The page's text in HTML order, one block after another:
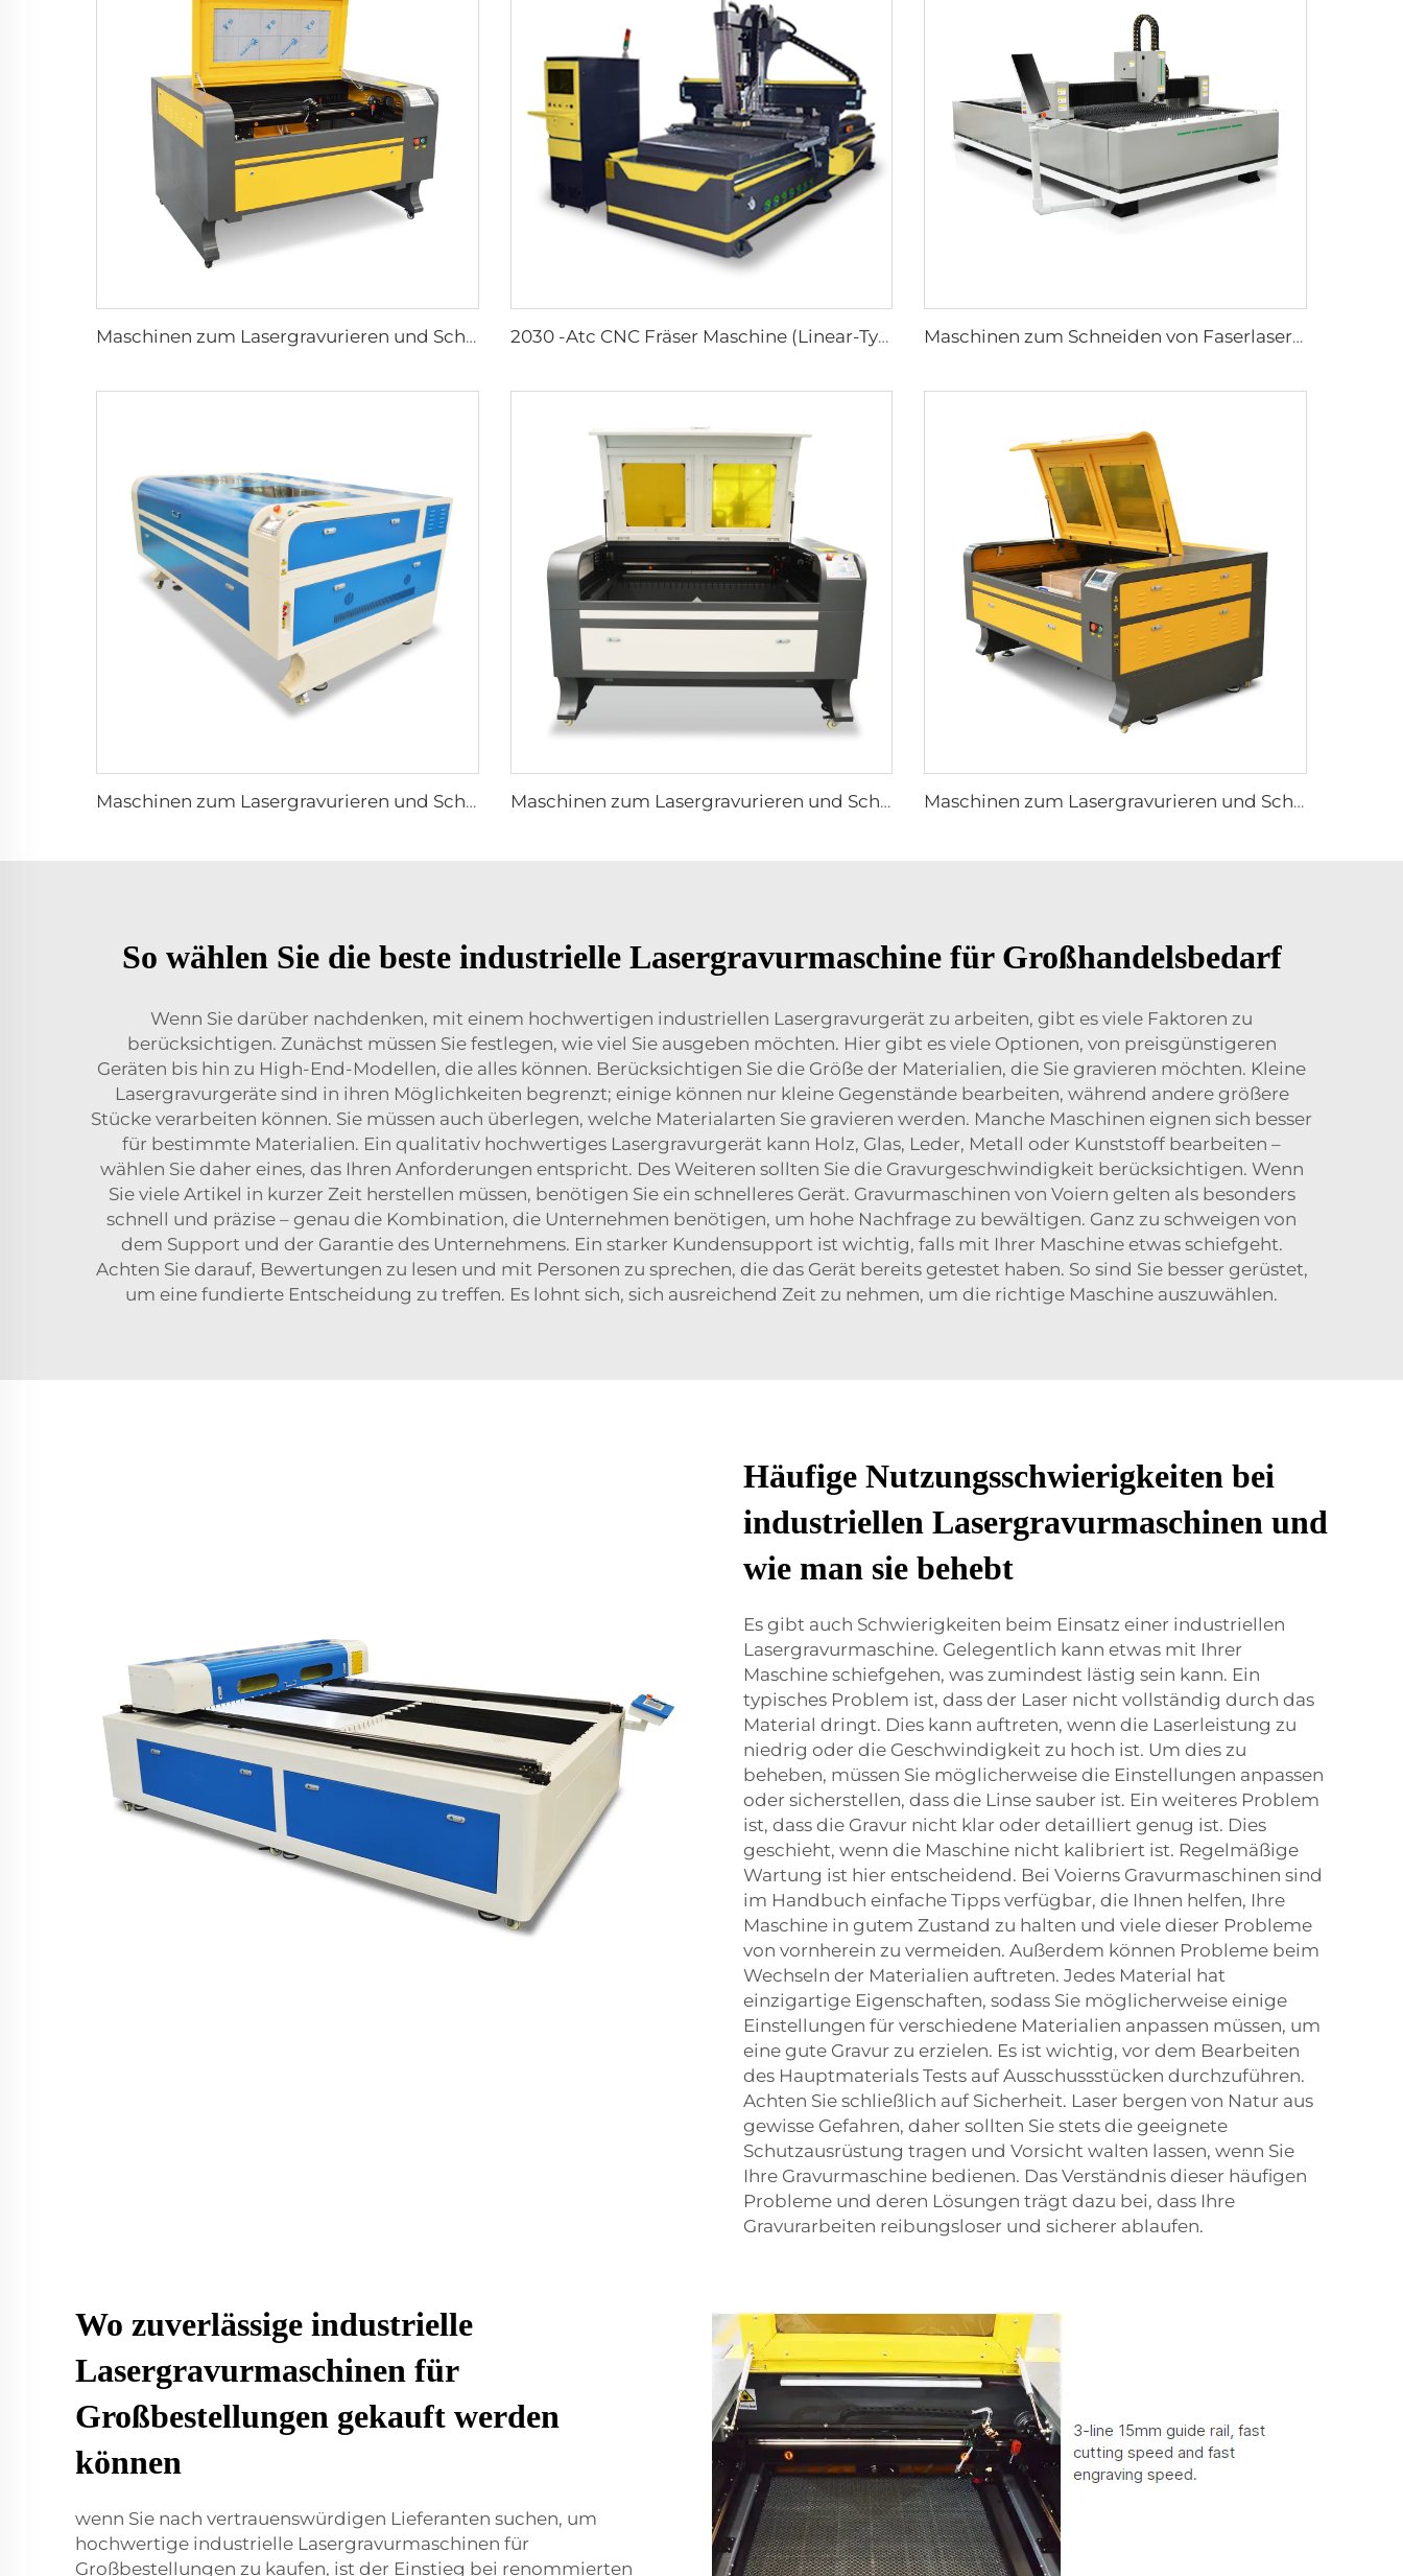
Maschinen zum Lasergravurieren und Schneiden 1080 2030 -Atc CNC Fräser Maschine (Linear-Typ Atc) Maschinen zum Schneiden von Faserlasern 1530
Maschinen zum Lasergravurieren und Schneiden 1610 Maschinen zum Lasergravurieren und Schneiden 1390 Maschinen zum Lasergravurieren und Schneiden 1310
So wählen Sie die beste industrielle Lasergravurmaschine für Großhandelsbedarf
Wenn Sie darüber nachdenken, mit einem hochwertigen industriellen Lasergravurgerät zu arbeiten, gibt es viele Faktoren zu
berücksichtigen. Zunächst müssen Sie festlegen, wie viel Sie ausgeben möchten. Hier gibt es viele Optionen, von preisgünstigeren
Geräten bis hin zu High-End-Modellen, die alles können. Berücksichtigen Sie die Größe der Materialien, die Sie gravieren möchten. Kleine
Lasergravurgeräte sind in ihren Möglichkeiten begrenzt; einige können nur kleine Gegenstände bearbeiten, während andere größere
Stücke verarbeiten können. Sie müssen auch überlegen, welche Materialarten Sie gravieren werden. Manche Maschinen eignen sich besser
für bestimmte Materialien. Ein qualitativ hochwertiges Lasergravurgerät kann Holz, Glas, Leder, Metall oder Kunststoff bearbeiten –
wählen Sie daher eines, das Ihren Anforderungen entspricht. Des Weiteren sollten Sie die Gravurgeschwindigkeit berücksichtigen. Wenn
Sie viele Artikel in kurzer Zeit herstellen müssen, benötigen Sie ein schnelleres Gerät. Gravurmaschinen von Voiern gelten als besonders
schnell und präzise – genau die Kombination, die Unternehmen benötigen, um hohe Nachfrage zu bewältigen. Ganz zu schweigen von
dem Support und der Garantie des Unternehmens. Ein starker Kundensupport ist wichtig, falls mit Ihrer Maschine etwas schiefgeht.
Achten Sie darauf, Bewertungen zu lesen und mit Personen zu sprechen, die das Gerät bereits getestet haben. So sind Sie besser gerüstet,
um eine fundierte Entscheidung zu treffen. Es lohnt sich, sich ausreichend Zeit zu nehmen, um die richtige Maschine auszuwählen.
Häufige Nutzungsschwierigkeiten bei
industriellen Lasergravurmaschinen und
wie man sie behebt
Es gibt auch Schwierigkeiten beim Einsatz einer industriellen
Lasergravurmaschine. Gelegentlich kann etwas mit Ihrer
Maschine schiefgehen, was zumindest lästig sein kann. Ein
typisches Problem ist, dass der Laser nicht vollständig durch das
Material dringt. Dies kann auftreten, wenn die Laserleistung zu
niedrig oder die Geschwindigkeit zu hoch ist. Um dies zu
beheben, müssen Sie möglicherweise die Einstellungen anpassen
oder sicherstellen, dass die Linse sauber ist. Ein weiteres Problem
ist, dass die Gravur nicht klar oder detailliert genug ist. Dies
geschieht, wenn die Maschine nicht kalibriert ist. Regelmäßige
Wartung ist hier entscheidend. Bei Voierns Gravurmaschinen sind
im Handbuch einfache Tipps verfügbar, die Ihnen helfen, Ihre
Maschine in gutem Zustand zu halten und viele dieser Probleme
von vornherein zu vermeiden. Außerdem können Probleme beim
Wechseln der Materialien auftreten. Jedes Material hat
einzigartige Eigenschaften, sodass Sie möglicherweise einige
Einstellungen für verschiedene Materialien anpassen müssen, um
eine gute Gravur zu erzielen. Es ist wichtig, vor dem Bearbeiten
des Hauptmaterials Tests auf Ausschussstücken durchzuführen.
Achten Sie schließlich auf Sicherheit. Laser bergen von Natur aus
gewisse Gefahren, daher sollten Sie stets die geeignete
Schutzausrüstung tragen und Vorsicht walten lassen, wenn Sie
Ihre Gravurmaschine bedienen. Das Verständnis dieser häufigen
Probleme und deren Lösungen trägt dazu bei, dass Ihre
Gravurarbeiten reibungsloser und sicherer ablaufen.
Wo zuverlässige industrielle
Lasergravurmaschinen für
Großbestellungen gekauft werden
können
wenn Sie nach vertrauenswürdigen Lieferanten suchen, um
hochwertige industrielle Lasergravurmaschinen für
Großbestellungen zu kaufen, ist der Einstieg bei renommierten